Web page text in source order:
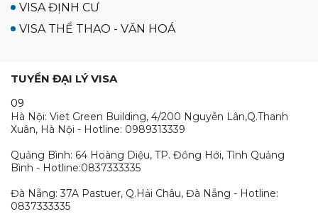
VISA ĐỊNH CƯ
VISA THỂ THAO - VĂN HOÁ
TUYỂN ĐẠI LÝ VISA
09
Hà Nội: Viet Green Building, 4/200 Nguyễn Lân,Q.Thanh
Xuân, Hà Nội - Hotline: 0989313339
Quảng Bình: 64 Hoàng Diệu, TP. Đồng Hới, Tỉnh Quảng
Bình - Hotline:0837333335
Đà Nẵng: 37A Pastuer, Q.Hải Châu, Đà Nẵng - Hotline:
0837333335